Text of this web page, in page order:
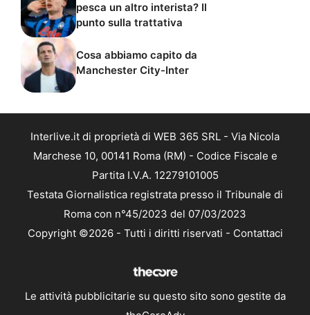
pesca un altro interista? Il
punto sulla trattativa
Cosa abbiamo capito da
Manchester City-Inter
Interlive.it di proprietà di WEB 365 SRL - Via Nicola
Marchese 10, 00141 Roma (RM) - Codice Fiscale e
Partita I.V.A. 12279101005
Testata Giornalistica registrata presso il Tribunale di
Roma con n°45/2023 del 07/03/2023
Copyright ©2026 - Tutti i diritti riservati - Contattaci
Le attività pubblicitarie su questo sito sono gestite da